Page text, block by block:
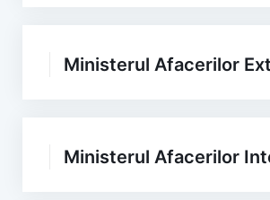
Ministerul Afacerilor
Ministerul Afacerilor